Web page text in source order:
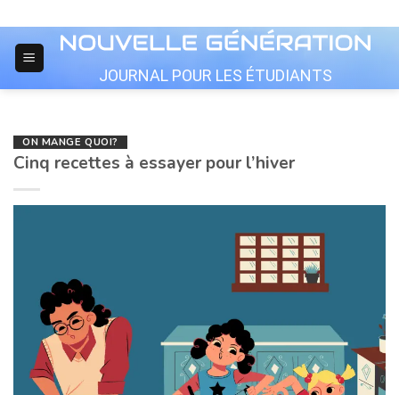
to
content
JOURNAL POUR LES ÉTUDIANTS
ON MANGE QUOI?
Cinq recettes à essayer pour l’hiver